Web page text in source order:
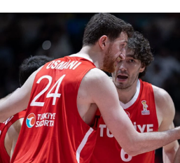
İngiltere Premier Lig
Almanya Bundesliga
La Liga
Serie A
İngiltere Premier Lig
La Liga
Almanya Bundesliga
Serie A